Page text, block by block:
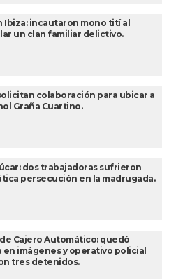
Ibiza: incautaron mono tití al
un clan familiar delictivo.
colaboración para ubicar a
Graña Cuartino.
dos trabajadoras sufrieron
persecución en la madrugada.
Cajero Automático: quedó
imágenes y operativo policial
tres detenidos.